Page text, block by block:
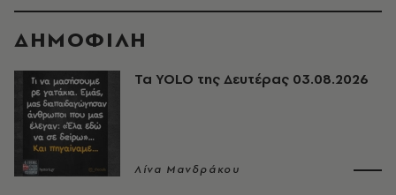
ΔΗΜΟΦΙΛΗ
Τα YOLO της Δευτέρας 03.08.2026
Λίνα Μανδράκου